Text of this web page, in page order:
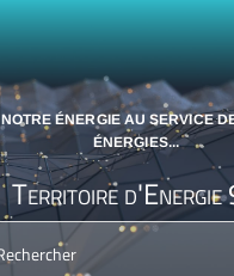
NOTRE ÉNERGIE AU SERVICE
ÉNERGIES...
Territoire d'Energie